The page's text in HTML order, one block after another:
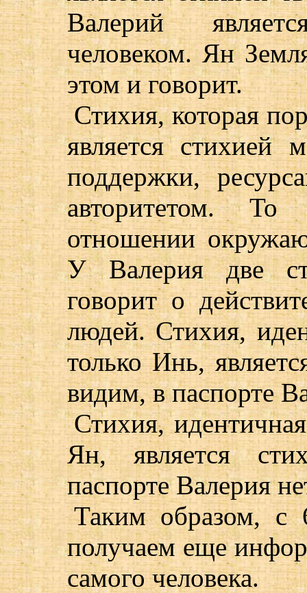
Валерий
человеком. Ян
этом и говорит.
Стихия, которая
является стихией
поддержки,
авторитетом. То
отношении
У Валерия две
говорит о
людей. Стихия,
только Инь,
видим, в паспорте
Стихия,
Ян, является
паспорте Валерия
Таким образом, с
получаем еще
самого человека.